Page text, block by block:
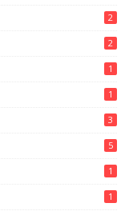
2
2
1
1
3
5
1
1